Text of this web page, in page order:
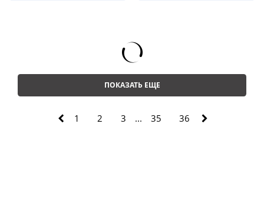
ПОКАЗАТЬ ЕЩЕ
1 2 3 ... 35 36